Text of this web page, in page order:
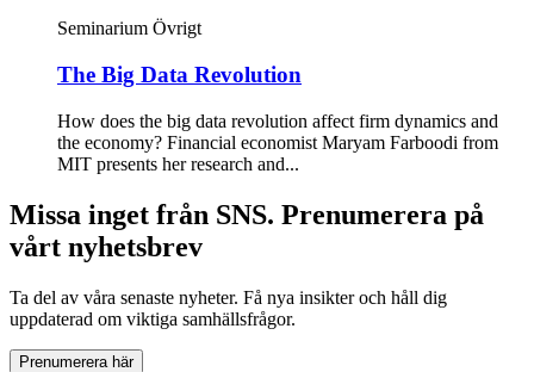
Seminarium Övrigt
The Big Data Revolution
How does the big data revolution affect firm dynamics and
the economy? Financial economist Maryam Farboodi from
MIT presents her research and...
Missa inget från SNS. Prenumerera på
vårt nyhetsbrev
Ta del av våra senaste nyheter. Få nya insikter och håll dig
uppdaterad om viktiga samhällsfrågor.
Prenumerera här